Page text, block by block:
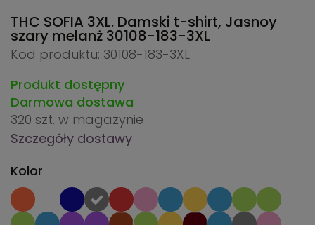
THC SOFIA 3XL. Damski t-shirt, Jasnoy
szary melanż 30108-183-3XL
Kod produktu: 30108-183-3XL
Produkt dostępny
Darmowa dostawa
320 szt. w magazynie
Szczegóły dostawy
Kolor